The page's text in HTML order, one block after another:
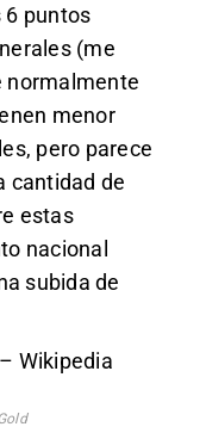
6 puntos
(me
normalmente
menor
pero parece
cantidad de
estas
nacional
subida de
Wikipedia